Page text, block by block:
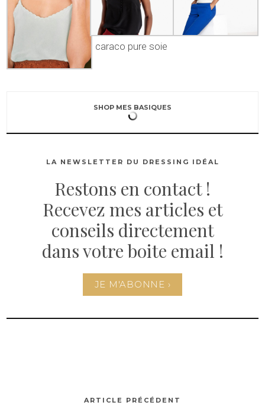
caraco pure soie
SHOP MES BASIQUES
LA NEWSLETTER DU DRESSING IDÉAL
Restons en contact !
Recevez mes articles et
conseils directement
dans votre boite email !
JE M'ABONNE ›
ARTICLE PRÉCÉDENT